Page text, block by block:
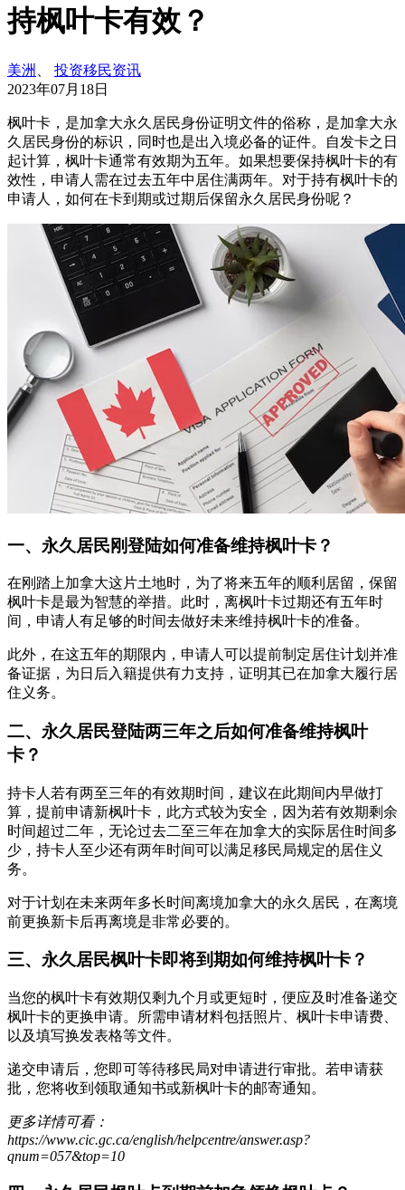
持枫叶卡有效？
美洲
投资移民资讯
2023年07月18日
枫叶卡，是加拿大永久居民身份证明文件的俗称，是加拿大永
久居民身份的标识，同时也是出入境必备的证件。自发卡之日
起计算，枫叶卡通常有效期为五年。如果想要保持枫叶卡的有
效性，申请人需在过去五年中居住满两年。对于持有枫叶卡的
申请人，如何在卡到期或过期后保留永久居民身份呢？
一、永久居民刚登陆如何准备维持枫叶卡？
在刚踏上加拿大这片土地时，为了将来五年的顺利居留，保留
枫叶卡是最为智慧的举措。此时，离枫叶卡过期还有五年时
间，申请人有足够的时间去做好未来维持枫叶卡的准备。
此外，在这五年的期限内，申请人可以提前制定居住计划并准
备证据，为日后入籍提供有力支持，证明其已在加拿大履行居
住义务。
二、永久居民登陆两三年之后如何准备维持枫叶
卡？
持卡人若有两至三年的有效期时间，建议在此期间内早做打
算，提前申请新枫叶卡，此方式较为安全，因为若有效期剩余
时间超过二年，无论过去二至三年在加拿大的实际居住时间多
少，持卡人至少还有两年时间可以满足移民局规定的居住义
务。
对于计划在未来两年多长时间离境加拿大的永久居民，在离境
前更换新卡后再离境是非常必要的。
三、永久居民枫叶卡即将到期如何维持枫叶卡？
当您的枫叶卡有效期仅剩九个月或更短时，便应及时准备递交
枫叶卡的更换申请。所需申请材料包括照片、枫叶卡申请费、
以及填写换发表格等文件。
递交申请后，您即可等待移民局对申请进行审批。若申请获
批，您将收到领取通知书或新枫叶卡的邮寄通知。
更多详情可看：
https://www.cic.gc.ca/english/helpcentre/answer.asp?
qnum=057&top=10